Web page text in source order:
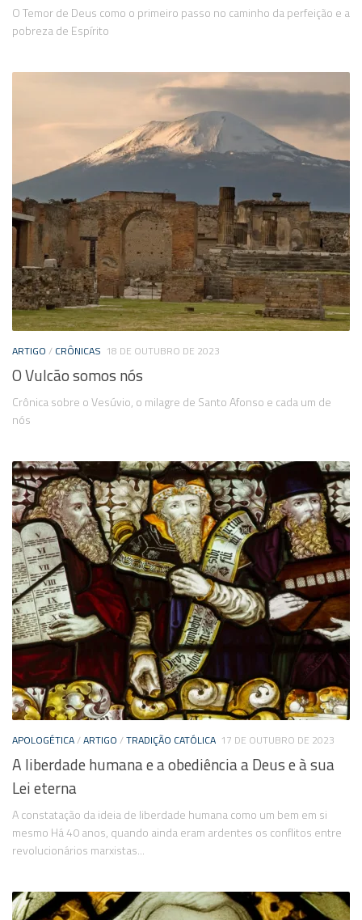
O Temor de Deus como o primeiro passo no caminho da perfeição e a
pobreza de Espírito
ARTIGO / CRÔNICAS 18 DE OUTUBRO DE 2023
O Vulcão somos nós
Crônica sobre o Vesúvio, o milagre de Santo Afonso e cada um de
nós
APOLOGÉTICA/ARTIGO /TRADIÇÃO CATÓLICA 17 DE OUTUBRO DE 2023
A liberdade humana e a obediência a Deus e à sua
Lei eterna
A constatação da ideia de liberdade humana como um bem em si
mesmo Há 40 anos, quando ainda eram ardentes os conflitos entre
revolucionários marxistas...